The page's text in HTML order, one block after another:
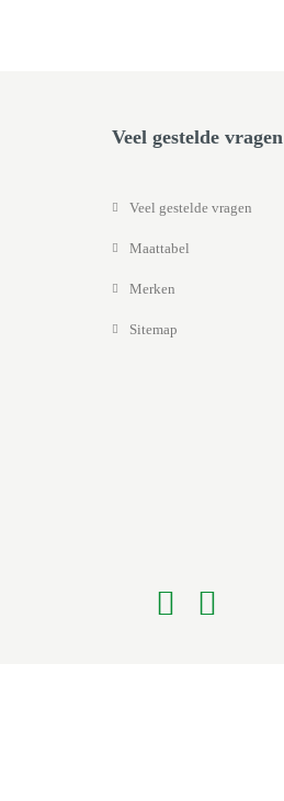
Veel gestelde vragen
Veel gestelde vragen
Maattabel
Merken
Sitemap